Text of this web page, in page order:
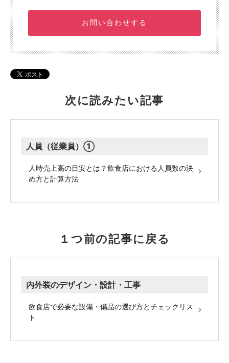
お問い合わせする
次に読みたい記事
人員（従業員）①
人時売上高の目安とは？飲食店における人員数の決
め方と計算方法
１つ前の記事に戻る
内外装のデザイン・設計・工事
飲食店で必要な設備・備品の選び方とチェックリス
ト